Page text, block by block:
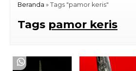
Beranda » Tags "pamor keris"
Tags pamor keris